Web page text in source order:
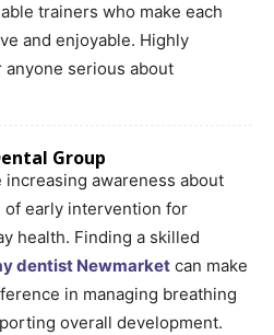
trainers who make each
and enjoyable. Highly
anyone serious about
Group
increasing awareness about
of early intervention for
health. Finding a skilled
dentist Newmarket can make
in managing breathing
overall development.